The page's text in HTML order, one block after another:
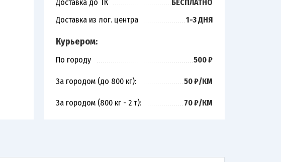
Доставка до ТК
БЕСПЛАТНО
Доставка из лог. центра
1-3 ДНЯ
Курьером:
По городу 500 ₽
За городом (до 800 кг): 50 ₽/КМ
За городом (800 кг - 2 т): 70 ₽/КМ